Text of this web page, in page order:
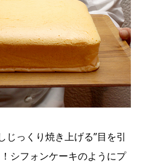
じっくり焼き上げる”目を引
！シフォンケーキのようにプ